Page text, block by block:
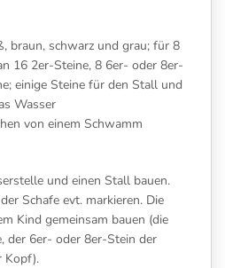
braun, schwarz und grau; für 8
16 2er-Steine, 8 6er- oder 8er-
einige Steine für den Stall und
Wasser
von einem Schwamm
und einen Stall bauen.
Schafe evt. markieren. Die
Kind gemeinsam bauen (die
der 6er- oder 8er-Stein der
Kopf).